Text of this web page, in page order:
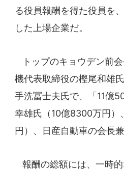
る役員報酬を得た役員を
した上場企業だ。
トップのキョウデン前
機代表取締役の樫尾和雄
手洗冨士夫氏で、「11億
幸雄氏（10億8300万円）
円）、日産自動車の会長
報酬の総額には、一時